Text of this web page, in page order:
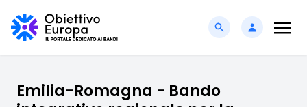
Emilia-Romagna - Bando